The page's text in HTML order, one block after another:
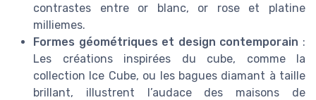
contrastes entre or blanc, or rose et platine
milliemes.
Formes géométriques et design contemporain :
Les créations inspirées du cube, comme la
collection Ice Cube, ou les bagues diamant à taille
brillant, illustrent l’audace des maisons de